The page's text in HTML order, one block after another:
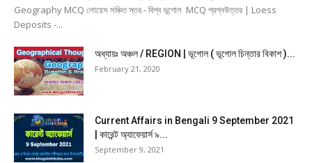
Geography MCQ লোয়েস সঞ্চিত স্তর - বিশ্ব ভূগোল MCQ প্রশ্নউত্তর | Loess
Deposits -...
অধ্যায়ঃ অঞ্চল / REGION | ভূগোল ( ভূগোল চিন্তার বিকাশ )...
February 21, 2020
Current Affairs in Bengali 9 September 2021
| কারেন্ট অ্যাফেয়ার্স ৯...
September 9, 2021